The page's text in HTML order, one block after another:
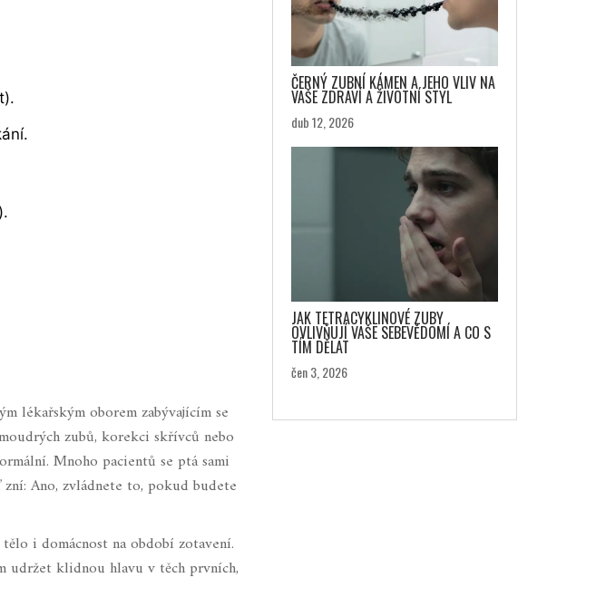
lékařským oborem zabývajícím se
zubů, korekci skřívců nebo
Mnoho pacientů se ptá sami
Ano, zvládnete to, pokud budete
i domácnost na období zotavení.
udržet klidnou hlavu v těch prvních,
ČERNÝ ZUBNÍ KÁMEN A JEHO VLIV NA
VAŠE ZDRAVÍ A ŽIVOTNÍ STYL
dub 12, 2026
JAK TETRACYKLINOVÉ ZUBY
OVLIVŇUJÍ VAŠE SEBEVĚDOMÍ A CO S
TÍM DĚLAT
čen 3, 2026